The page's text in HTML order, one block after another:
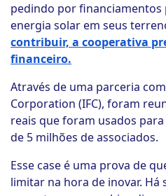
pedindo por financiamentos
energia solar em seus
contribuir, a cooperativa
financeiro.
Através de uma parceria
Corporation (IFC), foram
reais que foram usados
de 5 milhões de associados.
Esse case é uma prova de
limitar na hora de inovar.